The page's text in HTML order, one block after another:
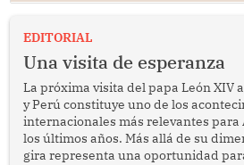
EDITORIAL
Una visita de esperanza
La próxima visita del papa León XIV
y Perú constituye uno de los
internacionales más relevantes para
los últimos años. Más allá de su
gira representa una oportunidad